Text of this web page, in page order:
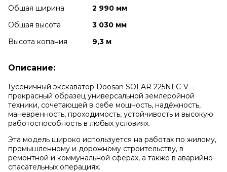
Общая ширина
2 990 мм
Общая высота
3 030 мм
Высота копания
9,3 м
Описание:
Гусеничный экскаватор Doosan SOLAR 225NLC-V –
прекрасный образец универсальной землеройной
техники, сочетающей в себе мощность, надёжность,
маневренность, проходимость, устойчивость и высокую
работоспособность в любых условиях.
Эта модель широко используется на работах по жилому,
промышленному и дорожному строительству, в
ремонтной и коммунальной сферах, а также в аварийно-
спасательных операциях.